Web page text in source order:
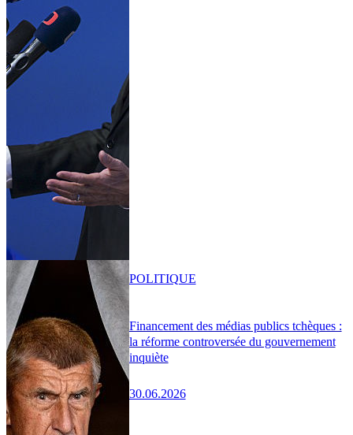
Financement des médias publics tchèques :
la réforme controversée du gouvernement
inquiète
30.06.2026
POLITIQUE